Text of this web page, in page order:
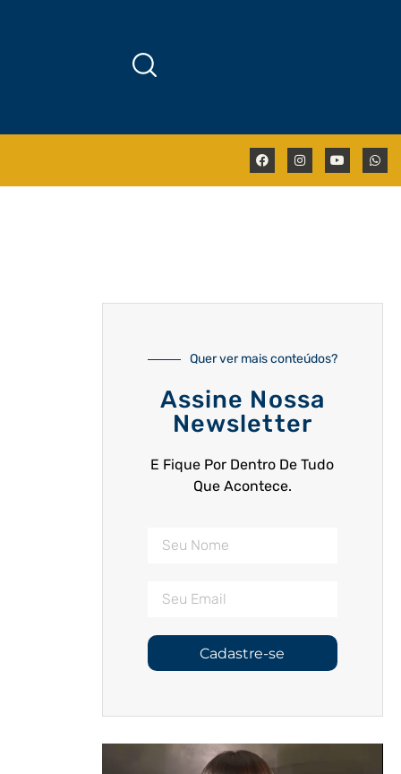
Quer ver mais conteúdos?
Assine Nossa
Newsletter
E Fique Por Dentro De Tudo
Que Acontece.
Cadastre-se